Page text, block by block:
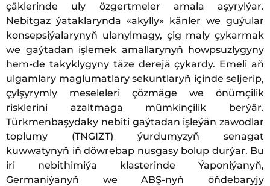
çäklerinde uly özgertmeler amala aşyrylýar.
Nebitgaz ýataklarynda «akylly» känler we guýular
konsepsiýalarynyň ulanylmagy, çig maly çykarmak
we gaýtadan işlemek amallarynyň howpsuzlygyny
hem-de takyklygyny täze derejä çykardy. Emeli aň
ulgamlary maglumatlary sekuntlaryň içinde seljerip,
çylşyrymly meseleleri çözmäge we önümçilik
risklerini azaltmaga mümkinçilik berýär.
Türkmenbaşydaky nebiti gaýtadan işleýän zawodlar
toplumy (TNGIZT) ýurdumyzyň senagat
kuwwatynyň iň döwrebap nusgasy bolup durýar. Bu
iri nebithimiýa klasterinde Ýaponiýanyň,
Germaniýanyň we ABŞ-nyň öňdebaryjy